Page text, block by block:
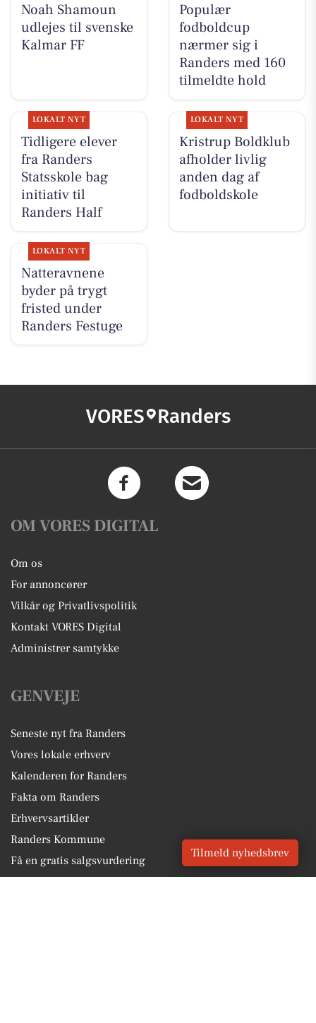
Noah Shamoun
udlejes til svenske
Kalmar FF
Populær
fodboldcup
nærmer sig i
Randers med 160
tilmeldte hold
LOKALT NYT
Tidligere elever
fra Randers
Statsskole bag
initiativ til
Randers Half
LOKALT NYT
Kristrup Boldklub
afholder livlig
anden dag af
fodboldskole
LOKALT NYT
Natteravnene
byder på trygt
fristed under
Randers Festuge
VORES Randers
OM VORES DIGITAL
Om os
For annoncører
Vilkår og Privatlivspolitik
Kontakt VORES Digital
Administrer samtykke
GENVEJE
Seneste nyt fra Randers
Vores lokale erhverv
Kalenderen for Randers
Fakta om Randers
Erhvervsartikler
Randers Kommune
Få en gratis salgsvurdering
Tilmeld nyhedsbrev